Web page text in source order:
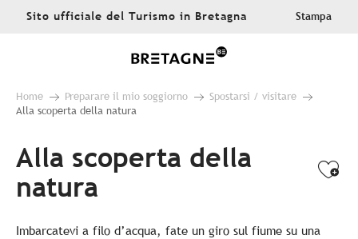
AllerSito ufficiale del Turismo in Bretagna Stampa
Home Preparare il mio soggiorno
Spostarsi / visitare
Alla scoperta della natura
Alla scoperta della
natura
Imbarcatevi a filo d’acqua, fate un giro sul fiume su una